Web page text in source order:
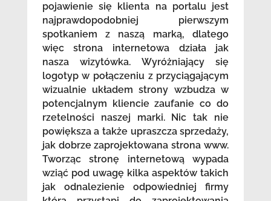
pojawienie się klienta na portalu jest
najprawdopodobniej pierwszym
spotkaniem z naszą marką, dlatego
więc strona internetowa działa jak
nasza wizytówka. Wyróżniający się
logotyp w połączeniu z przyciągającym
wizualnie układem strony wzbudza w
potencjalnym kliencie zaufanie co do
rzetelności naszej marki. Nic tak nie
powiększa a także upraszcza sprzedaży,
jak dobrze zaprojektowana strona www.
Tworząc stronę internetową wypada
wziąć pod uwagę kilka aspektów takich
jak odnalezienie odpowiedniej firmy